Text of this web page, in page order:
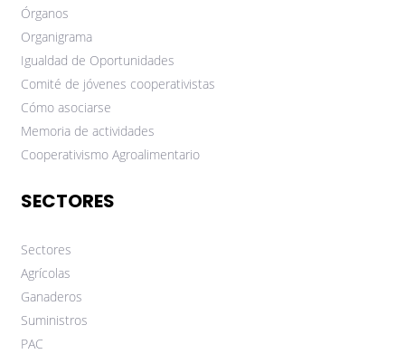
Órganos
Organigrama
Igualdad de Oportunidades
Comité de jóvenes cooperativistas
Cómo asociarse
Memoria de actividades
Cooperativismo Agroalimentario
SECTORES
Sectores
Agrícolas
Ganaderos
Suministros
PAC